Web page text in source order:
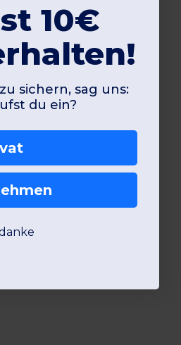
10€
sichern, sag uns:
du ein?